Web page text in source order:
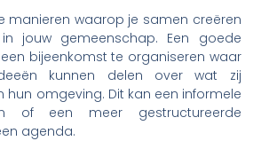
manieren waarop je samen creëren
jouw gemeenschap. Een goede
bijeenkomst te organiseren waar
kunnen delen over wat zij
hun omgeving. Dit kan een informele
of een meer gestructureerde
agenda.